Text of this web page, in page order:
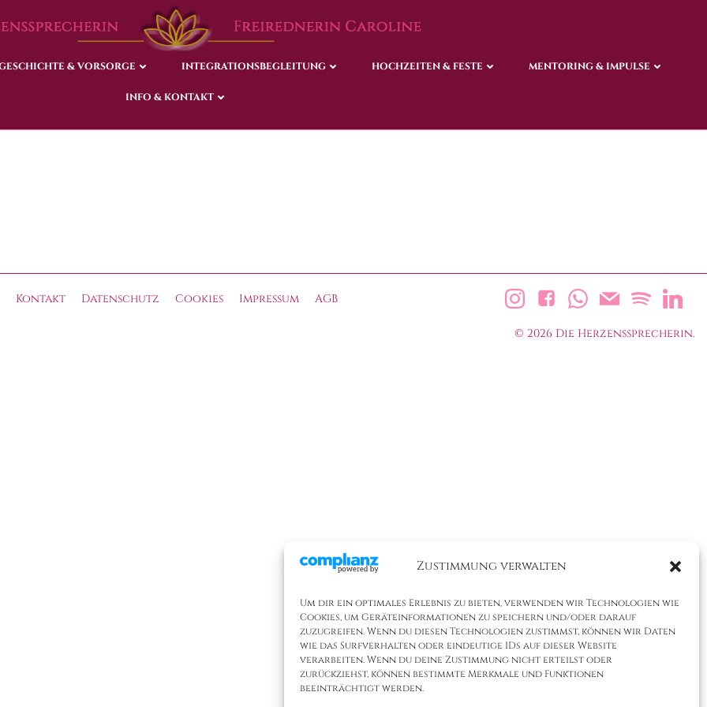
Zustimmung verwalten
Um dir ein optimales Erlebnis zu bieten, verwenden wir Technologien wie
Cookies, um Geräteinformationen zu speichern und/oder darauf
zuzugreifen. Wenn du diesen Technologien zustimmst, können wir Daten
wie das Surfverhalten oder eindeutige IDs auf dieser Website
verarbeiten. Wenn du deine Zustimmung nicht erteilst oder
zurückziehst, können bestimmte Merkmale und Funktionen
beeinträchtigt werden.
& VORSORGE INTEGRATIONSBEGLEITUNG HOCHZEITEN & FESTE MENTORING & IMPULSE
INFO & KONTAKT
& VORSORGE INTEGRATIONSBEGLEITUNG HOCHZEITEN & FESTE MENTORING & IMPULSE
INFO & KONTAKT
Kontakt Datenschutz Cookies Impressum AGB
© 2026 Die Herzenssprecherin.